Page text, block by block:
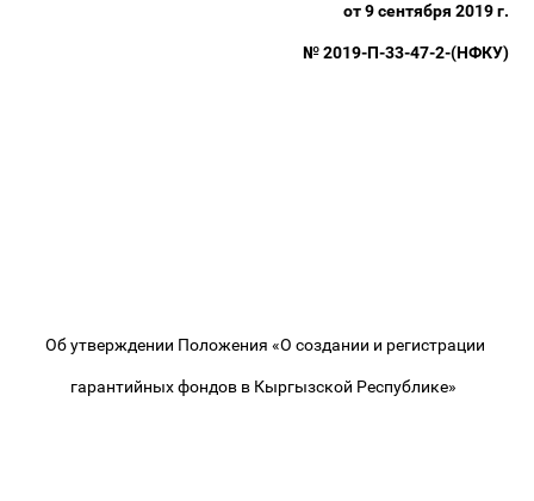
от 9 сентября 2019 г.
№2019-П-33-47-2-(НФКУ)
Об утверждении Положения «О создании и регистрации
гарантийных фондов в Кыргызской Республике»